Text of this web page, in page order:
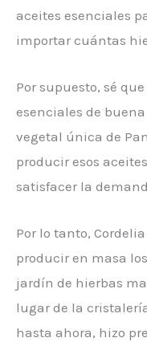
aceites esenciales
importar cuántas
Por supuesto, sé
esenciales de
vegetal única de
producir esos
satisfacer la
Por lo tanto,
producir en masa
jardín de hierbas
lugar de la
hasta ahora, hizo